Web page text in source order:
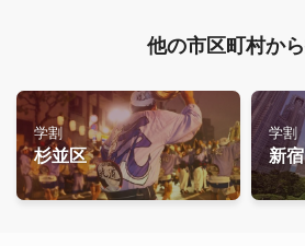
他の市区町村か
学割
杉並区
学割
新